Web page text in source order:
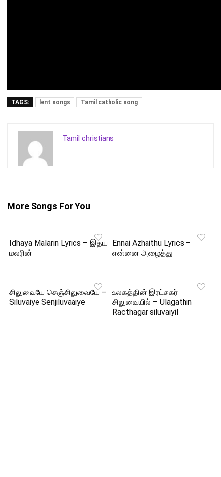
TAGS: lent songs Tamil catholic song
Tamil christians
More Songs For You
Idhaya Malarin Lyrics – இதய
மலரின்
Ennai Azhaithu Lyrics –
என்னை அழைத்து
சிலுவையே செஞ்சிலுவையே –
Siluvaiye Senjiluvaaiye
உலகத்தின் இரட்சகர்
சிலுவையில் – Ulagathin
Racthagar siluvaiyil